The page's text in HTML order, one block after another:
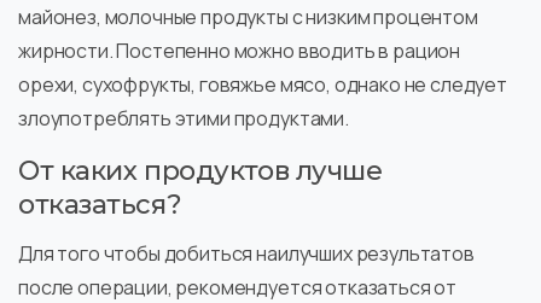
майонез, молочные продукты с низким процентом
жирности. Постепенно можно вводить в рацион
орехи, сухофрукты, говяжье мясо, однако не следует
злоупотреблять этими продуктами.
От каких продуктов лучше
отказаться?
Для того чтобы добиться наилучших результатов
после операции, рекомендуется отказаться от